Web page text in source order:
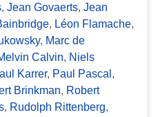
, Jean Govaerts, Jean
, Léon Flamache,
, Marc de
Calvin, Niels
Karrer, Paul Pascal ,
Brinkman, Robert
, Rudolph Rittenberg,